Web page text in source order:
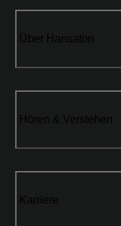
Über Hansaton
Hören & Verstehen
Karriere